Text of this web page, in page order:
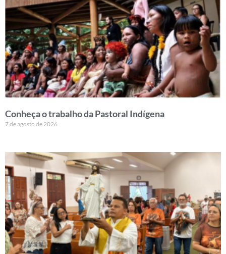
Conheça o trabalho da Pastoral Indígena
7 de agosto de 2026